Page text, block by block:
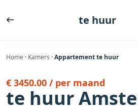
naar
te huur
Home · Kamers ·Appartement te huur
€ 3450.00 / per maand
te huur